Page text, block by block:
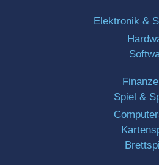
Elektronik &
Spiel &